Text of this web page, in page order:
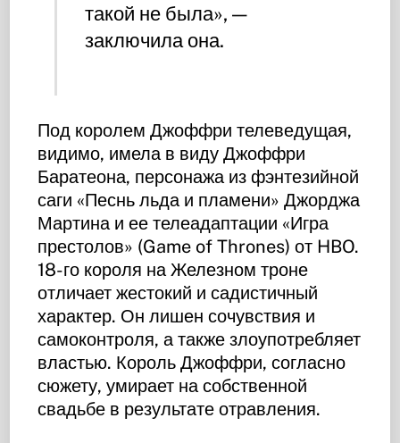
такой не была», —
заключила она.
Под королем Джоффри телеведущая,
видимо, имела в виду Джоффри
Баратеона, персонажа из фэнтезийной
саги «Песнь льда и пламени» Джорджа
Мартина и ее телеадаптации «Игра
престолов» (Game of Thrones) от HBO.
18-го короля на Железном троне
отличает жестокий и садистичный
характер. Он лишен сочувствия и
самоконтроля, а также злоупотребляет
властью. Король Джоффри, согласно
сюжету, умирает на собственной
свадьбе в результате отравления.